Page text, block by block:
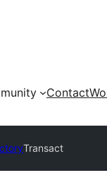
Contact
Transact